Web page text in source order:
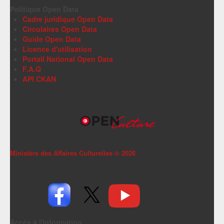
Cadre juridique Open Data
Circulaires Open Data
Guide Open Data
Licence d'utilisation
Portail National Open Data
F.A.Q
API CKAN
Ministère des Affaires Culturelles © 2026